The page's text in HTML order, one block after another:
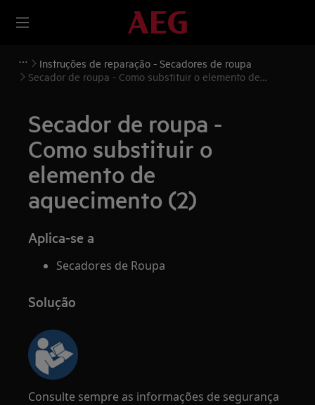
Instruções de reparação - Secadores de roupa
Secador de roupa - Como substituir o elemento de
Secador de roupa -
Como substituir o
elemento de
aquecimento (2)
Aplica-se a
Secadores de Roupa
Solução
Consulte sempre as informações de segurança